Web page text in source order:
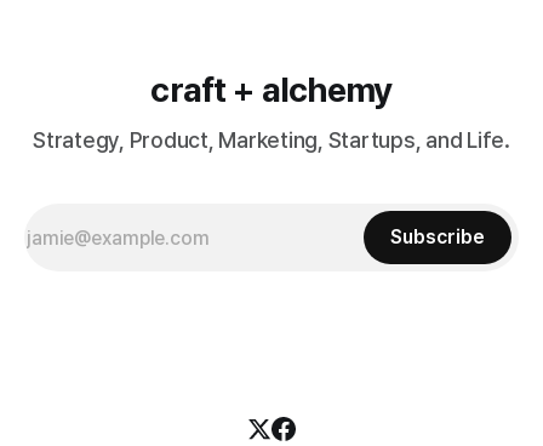
craft + alchemy
Strategy, Product, Marketing, Startups, and Life.
Subscribe